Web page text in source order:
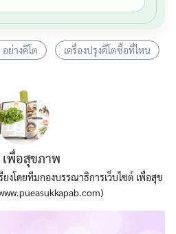
อย่างคีโต
เครื่องปรุงคีโตซื้อที่ไหน
พื่อสุขภาพ
งโดยทีมกองบรรณาธิการเว็บไซต์ เพื่อสุข